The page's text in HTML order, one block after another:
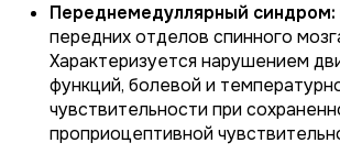
Переднемедуллярный синдром:
передних отделов спинного
Характеризуется нарушением
функций, болевой и
чувствительности при
проприоцептивной